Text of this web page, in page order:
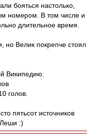
бояться настолько,
номером. В том числе и
длительное время.
но Велик покрепче стоял
Википедию.
голов.
пятьсот источников
:)